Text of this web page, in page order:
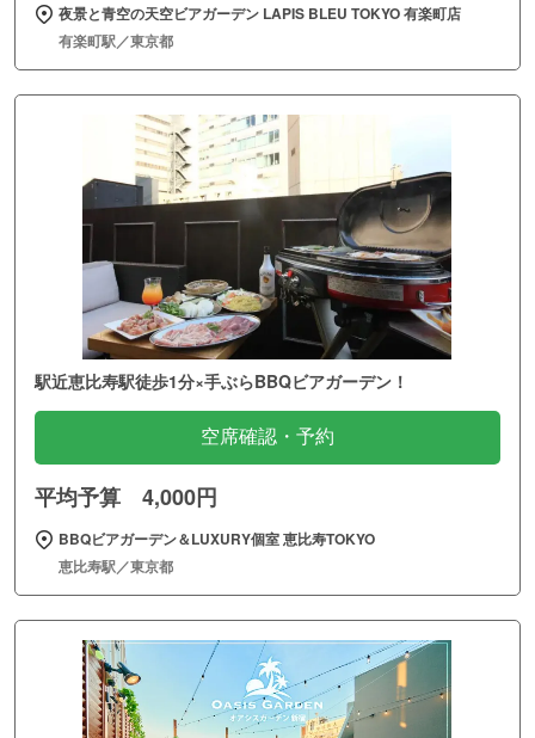
夜景と青空の天空ビアガーデン LAPIS BLEU TOKYO 有楽町店
有楽町駅／東京都
駅近恵比寿駅徒歩1分×手ぶらBBQビアガーデン！
空席確認・予約
平均予算 4,000円
BBQビアガーデン＆LUXURY個室 恵比寿TOKYO
恵比寿駅／東京都